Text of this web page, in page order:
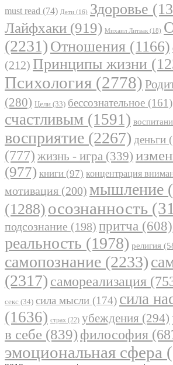
must read (74) Дети (16) Здоровье
Лайфхаки (919) Михаил Литвак (18)
(2231) Отношения (1166)
(212) Принципы жизни
Психология (2778)
(280) Цели (33) бессознательное (161)
счастливым (1591)
восприятие (2267) деньги
(777) жизнь - игра (339)
(977) книги (97) концентрация
мотивация (200) мышление
(1288) осознанность
подсознание (198) притча (608)
реальность (1978) религия
самопознание (2233)
(2317) самореализация
секс (34) сила мысли (174) сила
(1636) страх (22) убеждения (294)
в себе (839) философия
эмоциональная сфера